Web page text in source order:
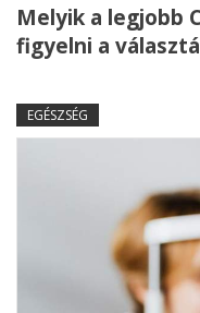
Melyik a legjobb
figyelni a
EGÉSZSÉG